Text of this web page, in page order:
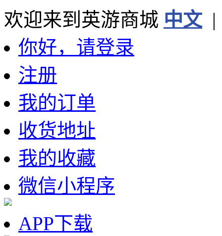
欢迎来到英游商城 中文
你好，请登录
注册
我的订单
收货地址
我的收藏
微信小程序
APP下载